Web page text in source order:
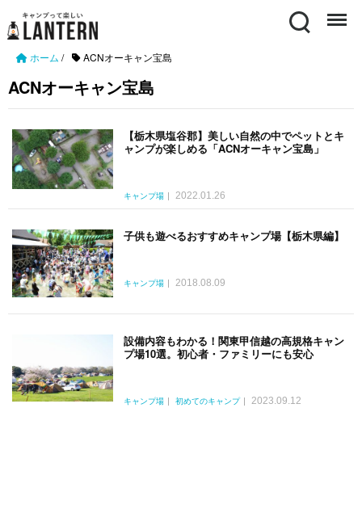
Search Menu
ホーム / ACNオーキャン宝島
ACNオーキャン宝島
【栃木県塩谷郡】美しい自然の中でペットとキ
ャンプが楽しめる「ACNオーキャン宝島」
キャンプ場 2022.01.26
子供も遊べるおすすめキャンプ場【栃木県編】
キャンプ場 2018.08.09
設備内容もわかる！関東甲信越の高規格キャン
プ場10選。初心者・ファミリーにも安心
キャンプ場 初めてのキャンプ 2023.09.12